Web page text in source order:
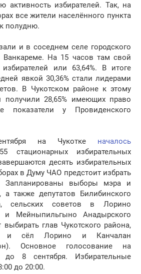
активность избирателей. Так, на
все жители населённого пункта
полудню.
и в соседнем селе городского
Ванкареме. На 15 часов там свой
или 63,64%. В итоге
явкой 30,36% стали лидерами
В Чукотском районе к этому
получили 28,65% имеющих право
показатели у Провиденского
на Чукотке началось
стационарных избирательных
десять избирательных
в Думу ЧАО предстоит избрать
Запланированы выборы мэра и
а также депутатов Билибинского
сельских советов в Лорино
и Мейныпильгыно Анадырского
выбирать глав Чукотского района,
и сёл Лорино и Канчалан
Основное голосование на
до 8 сентября. Избирательные
до 20:00.